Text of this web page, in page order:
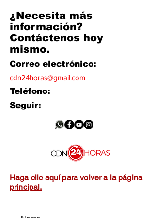
¿Necesita más
información?
Contáctenos hoy
mismo.
Correo electrónico:
cdn24horas@gmail.com
Teléfono:
Seguir:
Haga clic aquí para volver a la página
principal.